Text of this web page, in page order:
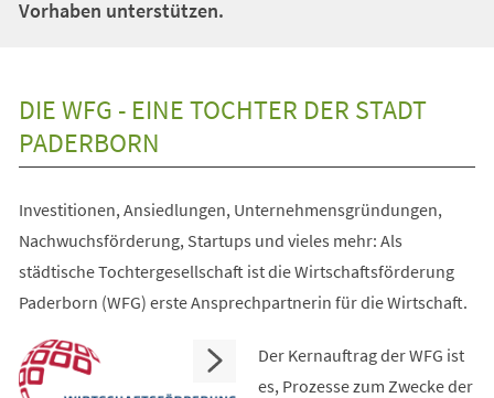
Vorhaben unterstützen.
DIE WFG - EINE TOCHTER DER STADT
PADERBORN
Investitionen, Ansiedlungen, Unternehmensgründungen,
Nachwuchsförderung, Startups und vieles mehr: Als
städtische Tochtergesellschaft ist die Wirtschaftsförderung
Paderborn (WFG) erste Ansprechpartnerin für die Wirtschaft.
Der Kernauftrag der WFG ist
es, Prozesse zum Zwecke der